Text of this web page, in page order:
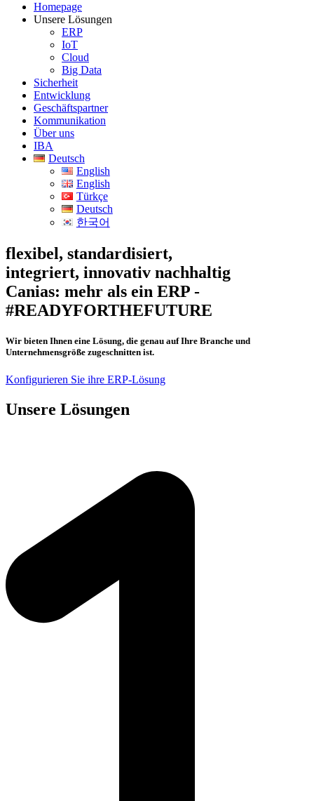
Homepage
Unsere Lösungen
ERP
IoT
Cloud
Big Data
Sicherheit
Entwicklung
Geschäftspartner
Kommunikation
Über uns
IBA
Deutsch
English
English
Türkçe
Deutsch
한국어
flexibel, standardisiert,
integriert, innovativ nachhaltig
Canias: mehr als ein ERP -
#READYFORTHEFUTURE
Wir bieten Ihnen eine Lösung, die genau auf Ihre Branche und
Unternehmensgröße zugeschnitten ist.
Konfigurieren Sie ihre ERP-Lösung
Unsere Lösungen